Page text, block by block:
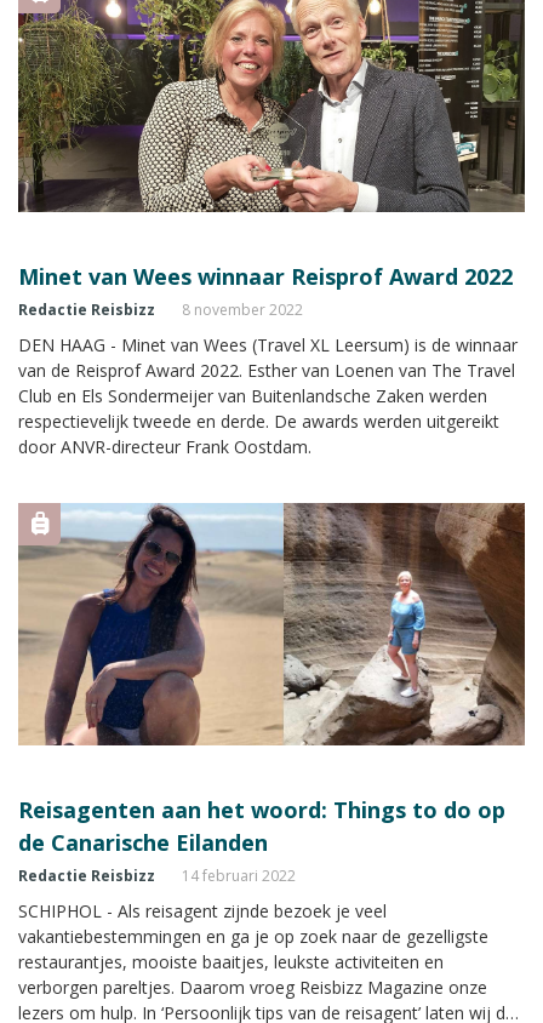
Minet van Wees winnaar Reisprof Award 2022
Redactie Reisbizz 8 november 2022
DEN HAAG - Minet van Wees (Travel XL Leersum) is de winnaar
van de Reisprof Award 2022. Esther van Loenen van The Travel
Club en Els Sondermeijer van Buitenlandsche Zaken werden
respectievelijk tweede en derde. De awards werden uitgereikt
door ANVR-directeur Frank Oostdam.
Reisagenten aan het woord: Things to do op
de Canarische Eilanden
Redactie Reisbizz 14 februari 2022
SCHIPHOL - Als reisagent zijnde bezoek je veel
vakantiebestemmingen en ga je op zoek naar de gezelligste
restaurantjes, mooiste baaitjes, leukste activiteiten en
verborgen pareltjes. Daarom vroeg Reisbizz Magazine onze
lezers om hulp. In ‘Persoonlijk tips van de reisagent’ laten wij de